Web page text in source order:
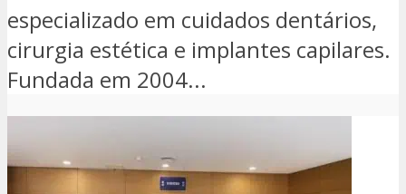
especializado em cuidados dentários,
cirurgia estética e implantes capilares.
Fundada em 2004...